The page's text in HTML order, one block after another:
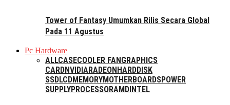
Tower of Fantasy Umumkan Rilis Secara Global
Pada 11 Agustus
Pc Hardware
ALLCASECOOLER FAN GRAPHICS
CARDNVIDIARADEON HARDDISK
SSDLCDMEMORYMOTHERBOARDSPOWER
SUPPLYPROCESSORAMD INTEL